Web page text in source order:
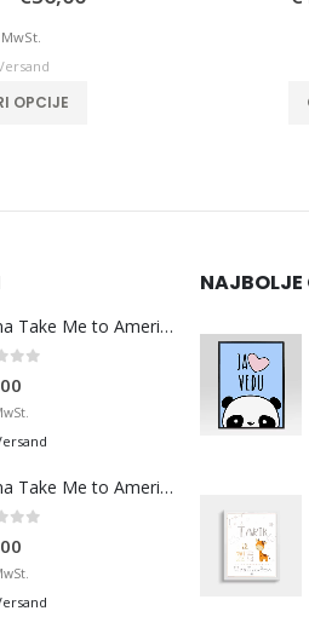
OPCIJE
Bosna Take Me to America Navijačka Majica 3
Bosna Take Me to America Navijačka Majica 4
NAJBOLJE